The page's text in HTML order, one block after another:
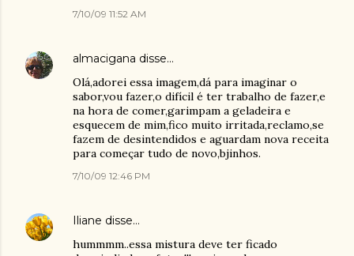
7/10/09 11:52 AM
almacigana disse…
Olá,adorei essa imagem,dá para imaginar o
sabor,vou fazer,o difícil é ter trabalho de fazer,e
na hora de comer,garimpam a geladeira e
esquecem de mim,fico muito irritada,reclamo,se
fazem de desintendidos e aguardam nova receita
para começar tudo de novo,bjinhos.
7/10/09 12:46 PM
Iliane disse…
hummmm..essa mistura deve ter ficado